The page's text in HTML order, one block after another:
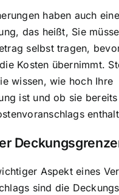
haben auch eine
das heißt, Sie
selbst tragen,
Kosten übernimmt.
wissen, wie hoch Ihre
ist und ob sie
Aspekt eines
sind die